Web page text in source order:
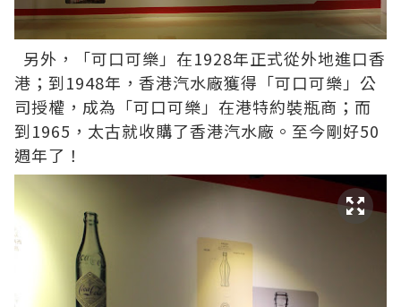
另外，「可口可樂」在1928年正式從外地進口香
港；到1948年，香港汽水廠獲得「可口可樂」公
司授權，成為「可口可樂」在港特約裝瓶商；而
到1965，太古就收購了香港汽水廠。至今剛好50
週年了！